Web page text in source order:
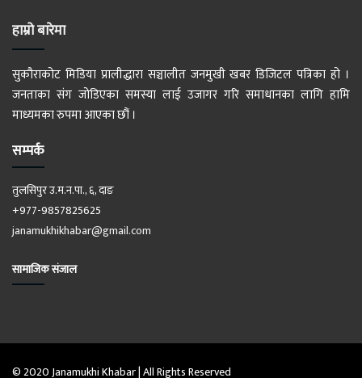
हाम्रो बारेमा
सुकौराकोट मिडिया प्रालीद्धारा सञ्चालीत जनमुखी खबर डिजिटल पत्रिका हो ।
जनताका संग जोडिएका समस्या लाई उजागर गरि समाधानका लागि हामि
माध्यमका रुपमा आएका छौं ।
सम्पर्क
तुलसिपुर उ.म.न.पा., ६, दाङ
+977-9857825625
janamukhikhabar@gmail.com
सामाजिक संजाल
© 2020 Janamukhi Khabar | All Rights Reserved